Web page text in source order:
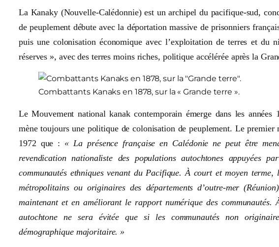
La Kanaky (Nouvelle-Calédonnie) est un archipel du pacifique-sud,
de peuplement débute avec la déportation massive de prisonniers
puis une colonisation économique avec l’exploitation de terres et du
réserves », avec des terres moins riches, politique accélérée après la
Combattants Kanaks en 1878, sur la « Grande terre ».
Le Mouvement national kanak contemporain émerge dans les
mène toujours une politique de colonisation de peuplement. Le
1972 que : « La présence française en Calédonie ne peut être
revendication nationaliste des populations autochtones appuyées
communautés ethniques venant du Pacifique. À court et moyen
métropolitains ou originaires des départements d’outre-mer
maintenant et en améliorant le rapport numérique des
autochtone ne sera évitée que si les communautés non
démographique majoritaire. »